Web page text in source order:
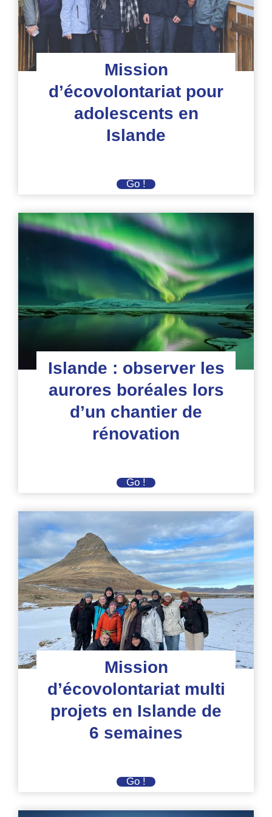
Mission
d’écovolontariat pour
adolescents en
Islande
Go !Mission
d’écovolontariat
pour
adolescents
en
Islande : observer les
aurores boréales lors
d’un chantier de
rénovation
Go ! Islande
:
observer
les
aurores
chantier
de
Mission
d’écovolontariat multi
projets en Islande de
6 semaines
Go !Mission
d’écovolontariat
multi
projets
en
semaines